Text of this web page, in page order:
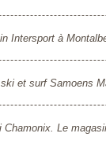
Intersport à
et surf Samoens
Le